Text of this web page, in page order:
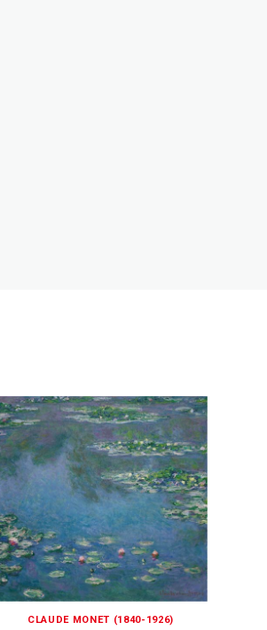
CLAUDE MONET (1840-1926)